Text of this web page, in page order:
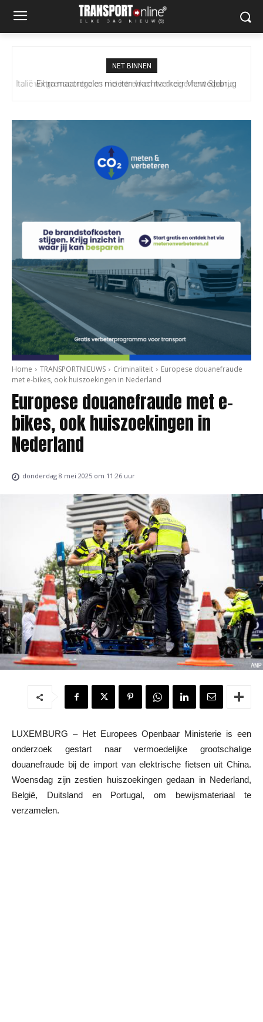
NET BINNEN
Extra maatregelen moeten vrachtverkeer Merwedebrug
Home TRANSPORTNIEUWS Criminaliteit
Europese douanefraude
met e-bikes, ook huiszoekingen in Nederland
Europese douanefraude met e-
bikes, ook huiszoekingen in
Nederland
donderdag 8 mei 2025 om 11:26 uur
LUXEMBURG – Het Europees Openbaar Ministerie is een
onderzoek gestart naar vermoedelijke grootschalige
douanefraude bij de import van elektrische fietsen uit China.
Woensdag zijn zestien huiszoekingen gedaan in Nederland,
België, Duitsland en Portugal, om bewijsmateriaal te
verzamelen.